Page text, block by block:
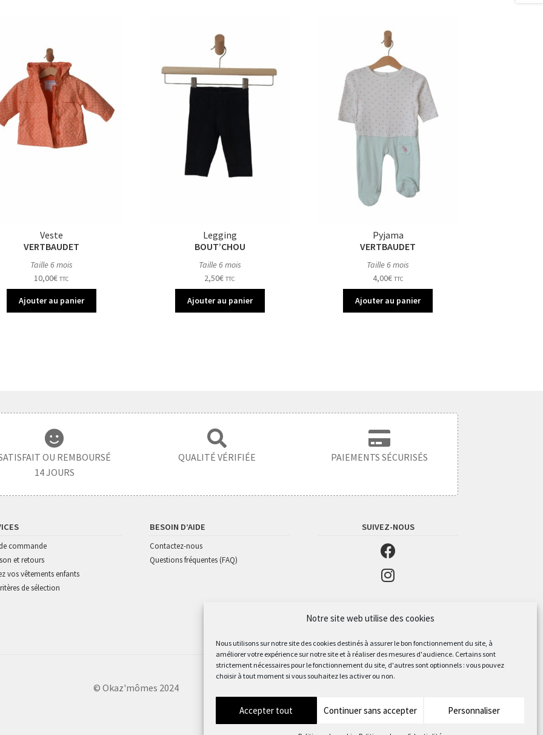
Notre site web utilise des cookies
Nous utilisons sur notre site des cookies destinés à assurer le bon fonctionnement du site, à
améliorer votre expérience sur notre site et à réaliser des mesures d'audience. Certains sont
strictement nécessaires pour le fonctionnement du site, d'autres sont optionnels : vous pouvez
choisir à tout moment si vous souhaitez les activer ou non.
Accepter tout Continuer sans accepter Personnaliser
Veste
VERTBAUDET
Taille 6 mois
10,00€ TTC
Ajouter au panier
Legging
BOUT’CHOU
Taille 6 mois
2,50€ TTC
Ajouter au panier
Pyjama
VERTBAUDET
Taille 6 mois
4,00€ TTC
Ajouter au panier
OU REMBOURSÉ
14 JOURS
QUALITÉ VÉRIFIÉE PAIEMENTS SÉCURISÉS
commande
et retours
vos vêtements enfants
de sélection
BESOIN D’AIDE
Contactez-nous
Questions fréquentes (FAQ)
SUIVEZ-NOUS
© Okaz'mômes 2024